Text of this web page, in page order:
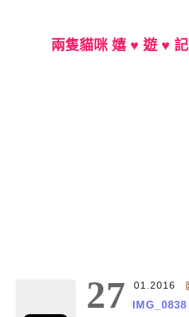
兩隻貓咪 嬉 ♥ 遊 ♥ 記
27 01.2016
IMG_0838